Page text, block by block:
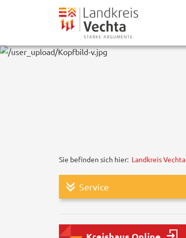
Sie befinden sich hier: Landkreis Vechta
Service